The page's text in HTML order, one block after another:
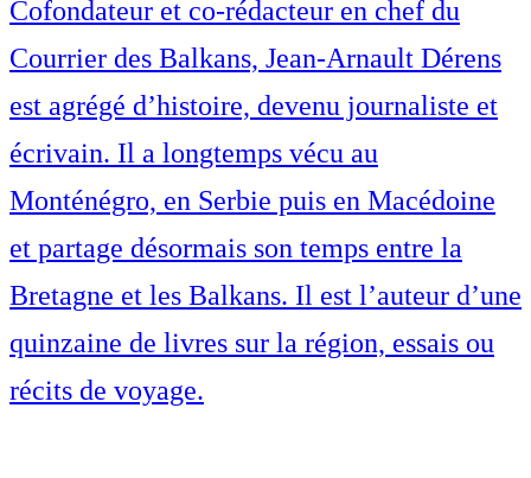
Cofondateur et co-rédacteur en chef du
Courrier des Balkans, Jean-Arnault Dérens
est agrégé d’histoire, devenu journaliste et
écrivain. Il a longtemps vécu au
Monténégro, en Serbie puis en Macédoine
et partage désormais son temps entre la
Bretagne et les Balkans. Il est l’auteur d’une
quinzaine de livres sur la région, essais ou
récits de voyage.